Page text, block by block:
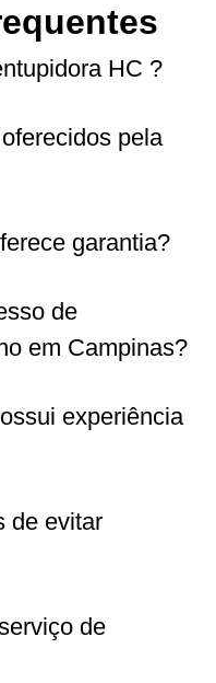
HC ?
pela
garantia?
de
em Campinas?
experiência
de evitar
de